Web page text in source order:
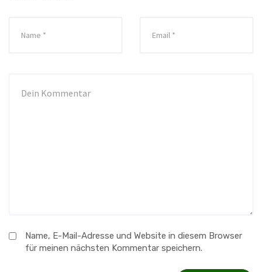
Name, E-Mail-Adresse und Website in diesem Browser
für meinen nächsten Kommentar speichern.